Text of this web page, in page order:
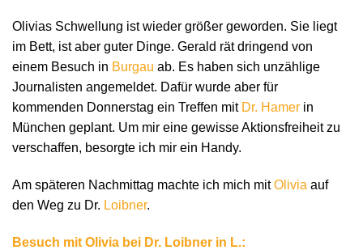
Olivias Schwellung ist wieder größer geworden. Sie liegt
im Bett, ist aber guter Dinge. Gerald rät dringend von
einem Besuch in Burgau ab. Es haben sich unzählige
Journalisten angemeldet. Dafür wurde aber für
kommenden Donnerstag ein Treffen mit Dr. Hamer in
München geplant. Um mir eine gewisse Aktionsfreiheit zu
verschaffen, besorgte ich mir ein Handy.
Am späteren Nachmittag machte ich mich mitOlivia auf
den Weg zu Dr. Loibner.
Besuch mit Olivia bei Dr. Loibner in L.: